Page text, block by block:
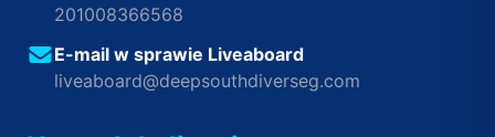
201008366568
E-mail w sprawie Liveaboard
liveaboard@deepsouthdiverseg.com